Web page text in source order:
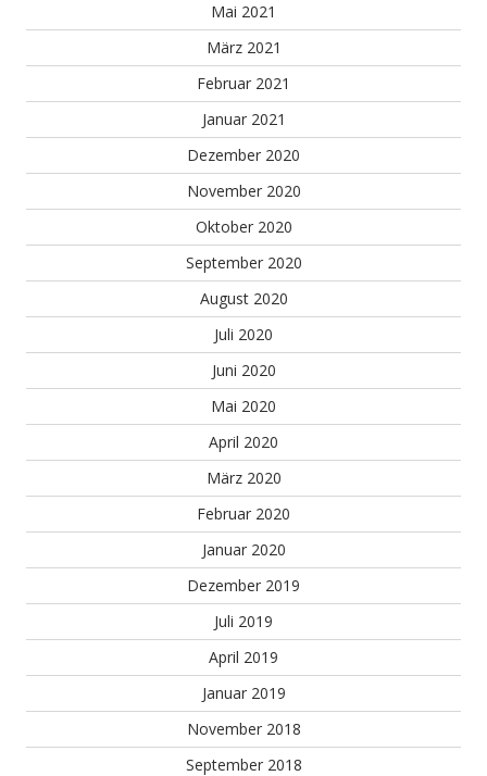
Mai 2021
März 2021
Februar 2021
Januar 2021
Dezember 2020
November 2020
Oktober 2020
September 2020
August 2020
Juli 2020
Juni 2020
Mai 2020
April 2020
März 2020
Februar 2020
Januar 2020
Dezember 2019
Juli 2019
April 2019
Januar 2019
November 2018
September 2018